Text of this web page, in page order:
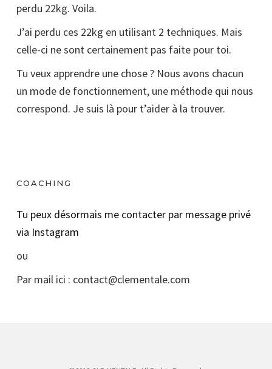
perdu 22kg. Voila.
J’ai perdu ces 22kg en utilisant 2 techniques. Mais
celle-ci ne sont certainement pas faite pour toi.
Tu veux apprendre une chose ? Nous avons chacun
un mode de fonctionnement, une méthode qui nous
correspond. Je suis là pour t’aider à la trouver.
COACHING
Tu peux désormais me contacter par message privé
via Instagram
ou
Par mail ici : contact@clementale.com